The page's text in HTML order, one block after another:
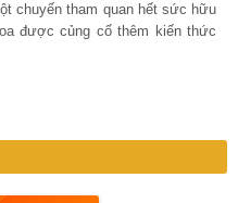
chuyến tham quan hết sức hữu
được củng cố thêm kiến thức